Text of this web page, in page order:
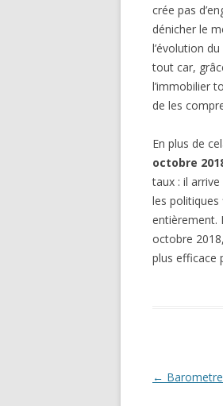
crée pas
dénicher le
l’évolution
tout car,
l’immobilier
de les
En plus de
octobre
taux : il
les politiques
entièrement.
octobre
plus efficace
Navigation
←